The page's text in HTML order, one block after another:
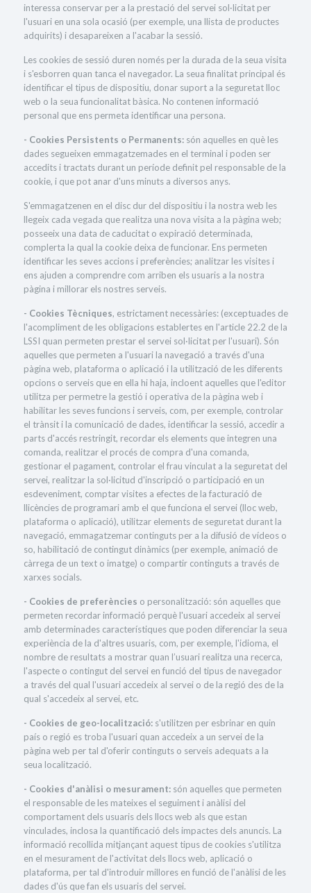
interessa conservar per a la prestació del servei sol·licitat per
l'usuari en una sola ocasió (per exemple, una llista de productes
adquirits) i desapareixen a l'acabar la sessió.
Les cookies de sessió duren només per la durada de la seua visita
i s'esborren quan tanca el navegador. La seua finalitat principal és
identificar el tipus de dispositiu, donar suport a la seguretat lloc
web o la seua funcionalitat bàsica. No contenen informació
personal que ens permeta identificar una persona.
- Cookies Persistents o Permanents: són aquelles en què les
dades segueixen emmagatzemades en el terminal i poden ser
accedits i tractats durant un període definit pel responsable de la
cookie, i que pot anar d'uns minuts a diversos anys.
S'emmagatzenen en el disc dur del dispositiu i la nostra web les
llegeix cada vegada que realitza una nova visita a la pàgina web;
posseeix una data de caducitat o expiració determinada,
complerta la qual la cookie deixa de funcionar. Ens permeten
identificar les seves accions i preferències; analitzar les visites i
ens ajuden a comprendre com arriben els usuaris a la nostra
pàgina i millorar els nostres serveis.
- Cookies Tècniques, estrictament necessàries: (exceptuades de
l'acompliment de les obligacions establertes en l'article 22.2 de la
LSSI quan permeten prestar el servei sol·licitat per l'usuari). Són
aquelles que permeten a l'usuari la navegació a través d'una
pàgina web, plataforma o aplicació i la utilització de les diferents
opcions o serveis que en ella hi haja, incloent aquelles que l'editor
utilitza per permetre la gestió i operativa de la pàgina web i
habilitar les seves funcions i serveis, com, per exemple, controlar
el trànsit i la comunicació de dades, identificar la sessió, accedir a
parts d'accés restringit, recordar els elements que integren una
comanda, realitzar el procés de compra d'una comanda,
gestionar el pagament, controlar el frau vinculat a la seguretat del
servei, realitzar la sol·licitud d'inscripció o participació en un
esdeveniment, comptar visites a efectes de la facturació de
llicències de programari amb el que funciona el servei (lloc web,
plataforma o aplicació), utilitzar elements de seguretat durant la
navegació, emmagatzemar continguts per a la difusió de vídeos o
so, habilitació de contingut dinàmics (per exemple, animació de
càrrega de un text o imatge) o compartir continguts a través de
xarxes socials.
- Cookies de preferències o personalització: són aquelles que
permeten recordar informació perquè l'usuari accedeix al servei
amb determinades característiques que poden diferenciar la seua
experiència de la d'altres usuaris, com, per exemple, l'idioma, el
nombre de resultats a mostrar quan l’usuari realitza una recerca,
l'aspecte o contingut del servei en funció del tipus de navegador
a través del qual l'usuari accedeix al servei o de la regió des de la
qual s'accedeix al servei, etc.
- Cookies de geo-localització: s'utilitzen per esbrinar en quin
país o regió es troba l'usuari quan accedeix a un servei de la
pàgina web per tal d'oferir continguts o serveis adequats a la
seua localització.
- Cookies d'anàlisi o mesurament: són aquelles que permeten
el responsable de les mateixes el seguiment i anàlisi del
comportament dels usuaris dels llocs web als que estan
vinculades, inclosa la quantificació dels impactes dels anuncis. La
informació recollida mitjançant aquest tipus de cookies s'utilitza
en el mesurament de l'activitat dels llocs web, aplicació o
plataforma, per tal d'introduir millores en funció de l'anàlisi de les
dades d'ús que fan els usuaris del servei.